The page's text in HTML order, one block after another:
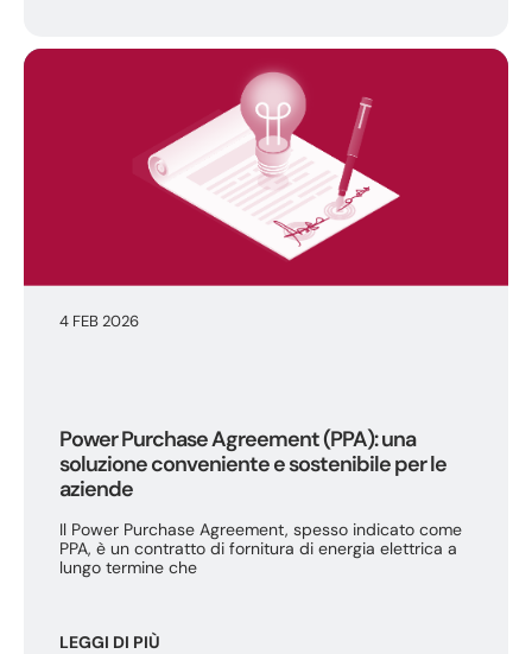
4 FEB 2026
Power Purchase Agreement (PPA): una
soluzione conveniente e sostenibile per le
aziende
Il Power Purchase Agreement, spesso indicato come
PPA, è un contratto di fornitura di energia elettrica a
lungo termine che
LEGGI DI PIÙ